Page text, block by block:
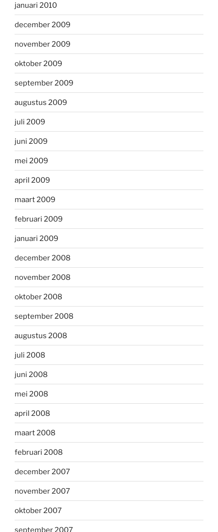
januari 2010
december 2009
november 2009
oktober 2009
september 2009
augustus 2009
juli 2009
juni 2009
mei 2009
april 2009
maart 2009
februari 2009
januari 2009
december 2008
november 2008
oktober 2008
september 2008
augustus 2008
juli 2008
juni 2008
mei 2008
april 2008
maart 2008
februari 2008
december 2007
november 2007
oktober 2007
september 2007